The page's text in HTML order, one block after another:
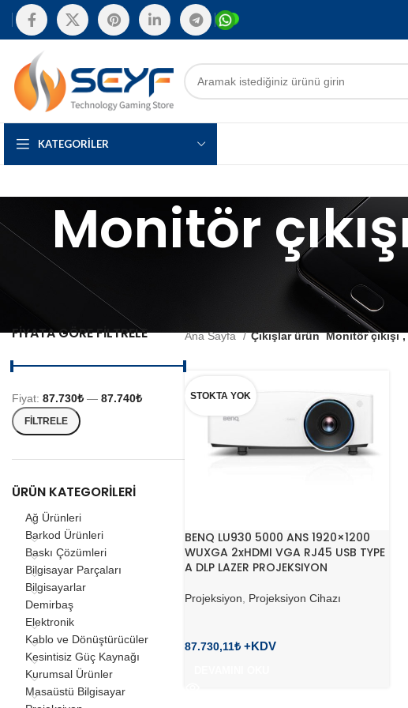
KATEGORILER
Monitör
FIYATA GÖRE FILTRELE
FILTRELE
Fiyat: 87.730₺ — 87.740₺
ÜRÜN KATEGORILERI
Ağ Ürünleri
Barkod Ürünleri
Baskı Çözümleri
Bilgisayar Parçaları
Bilgisayarlar
Demirbaş
Elektronik
Kablo ve Dönüştürücüler
Kesintisiz Güç Kaynağı
Kurumsal Ürünler
Masaüstü Bilgisayar
Ana Sayfa Çıkışlar ürün Monitör çıkışı
STOKTA YOK
BENQ LU930 5000 ANS 1920×1200
WUXGA 2xHDMI VGA RJ45 USB TYPE
A DLP LAZER PROJEKSIYON
Projeksiyon Projeksiyon Cihazı
87.730,11₺